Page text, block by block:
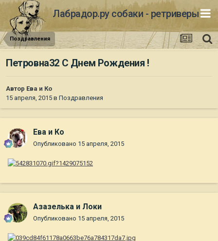
Лабрадор.ру собаки - ретриверы
Поздравления
Петровна32 С Днем Рождения !
Автор Ева и Ко
15 апреля, 2015 в Поздравления
Ева и Ко
Опубликовано 15 апреля, 2015
Азазелька и Локи
Опубликовано 15 апреля, 2015